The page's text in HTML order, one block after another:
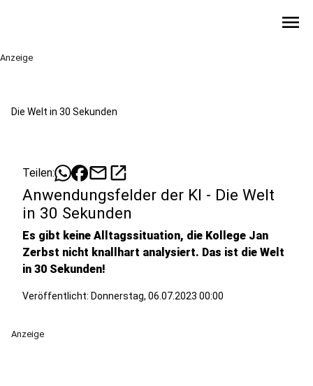
menu
Anzeige
Die Welt in 30 Sekunden
Teilen: mailopen_in_new
Anwendungsfelder der KI - Die Welt
in 30 Sekunden
Es gibt keine Alltagssituation, die Kollege Jan
Zerbst nicht knallhart analysiert. Das ist die Welt
in 30 Sekunden!
Veröffentlicht: Donnerstag, 06.07.2023 00:00
Anzeige